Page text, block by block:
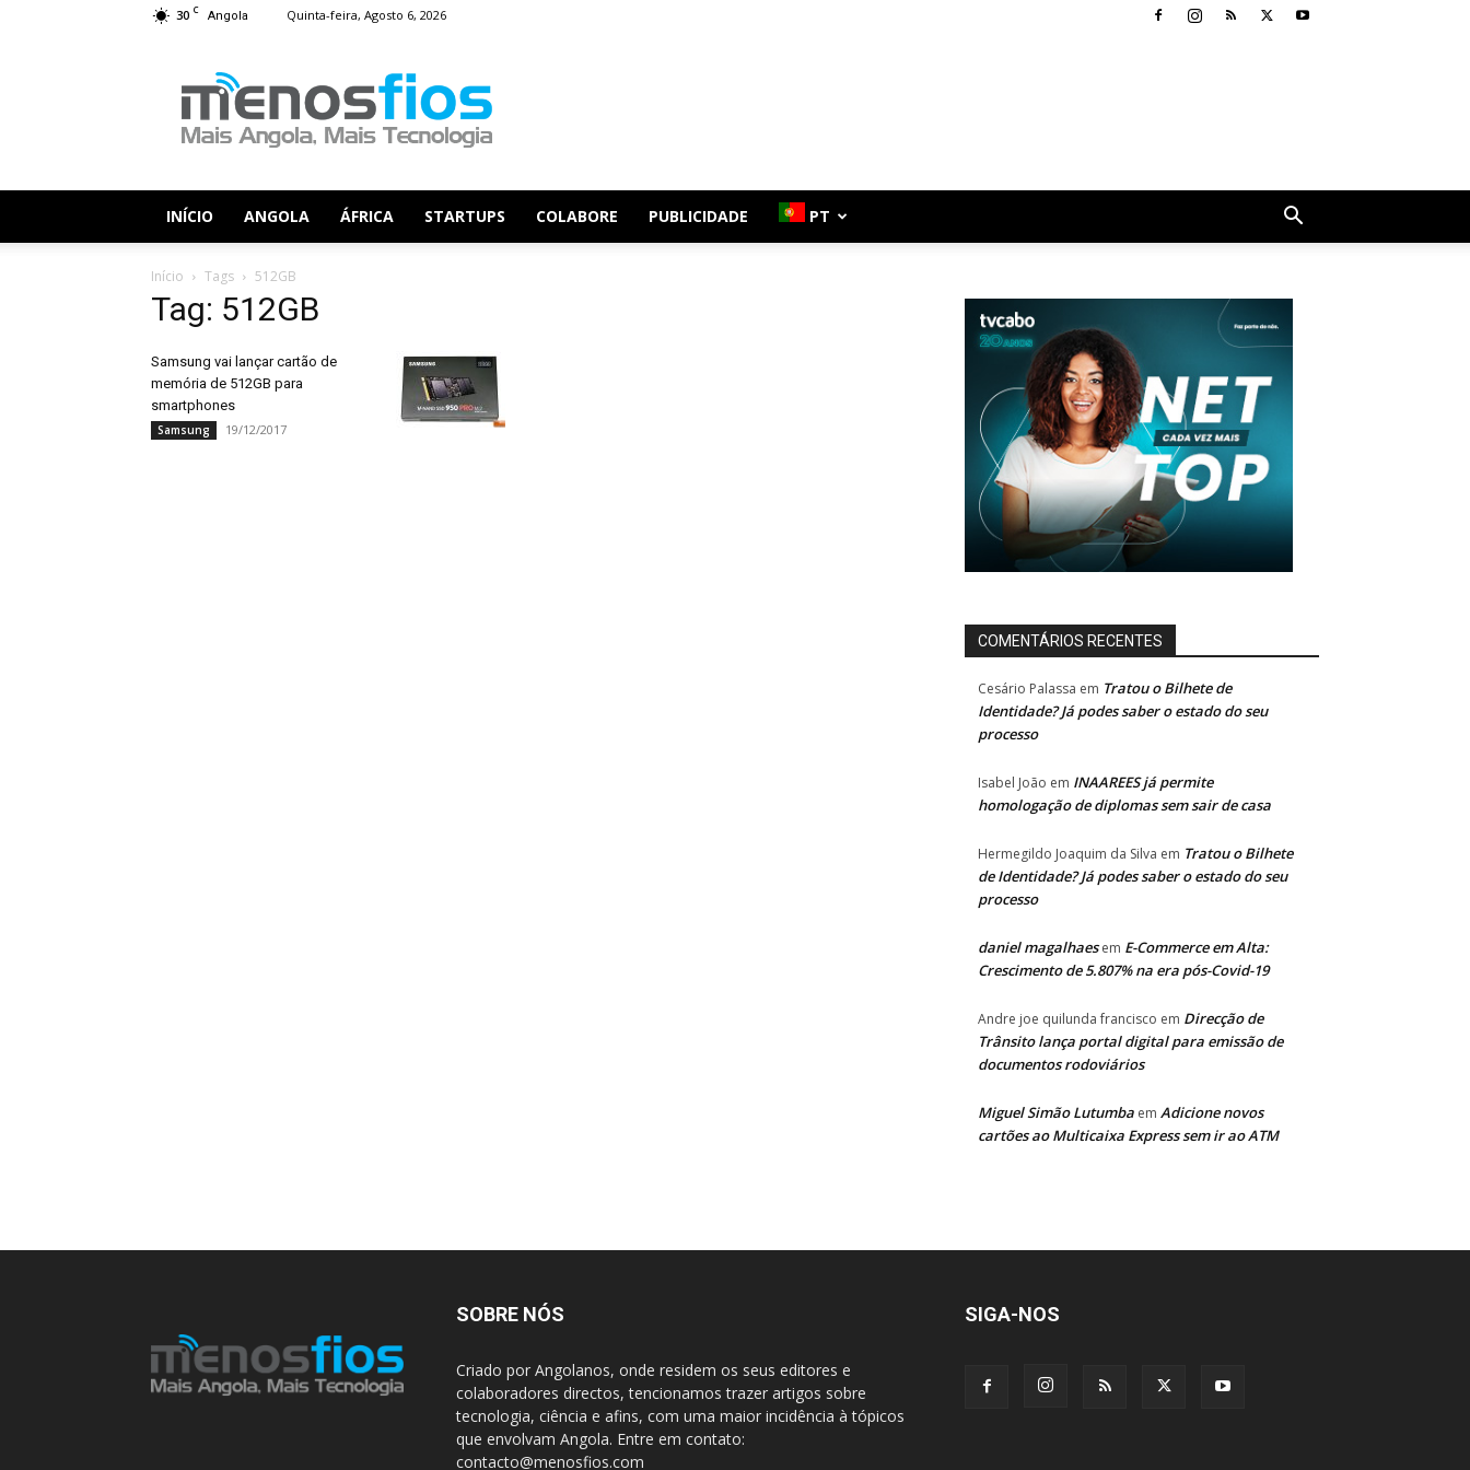
30 C Angola Quinta-feira, Agosto 6, 2026
Fios
INÍCIO ANGOLA ÁFRICA STARTUPS COLABORE PUBLICIDADE PT
Início Tags 512GB
Tag: 512GB
Samsung vai lançar cartão de
memória de 512GB para
smartphones
Samsung 19/12/2017
COMENTÁRIOS RECENTES
Cesário Palassa em Tratou o Bilhete de
Identidade? Já podes saber o estado do seu
processo
Isabel João em INAAREES já permite
homologação de diplomas sem sair de casa
Hermegildo Joaquim da Silva em Tratou o Bilhete
de Identidade? Já podes saber o estado do seu
processo
daniel magalhaesem E-Commerce em Alta:
Crescimento de 5.807% na era pós-Covid-19
Andre joe quilunda francisco em Direcção de
Trânsito lança portal digital para emissão de
documentos rodoviários
Miguel Simão Lutumba em Adicione novos
cartões ao Multicaixa Express sem ir ao ATM
SOBRE NÓS
Criado por Angolanos, onde residem os seus editores e
colaboradores directos, tencionamos trazer artigos sobre
tecnologia, ciência e afins, com uma maior incidência à tópicos
que envolvam Angola. Entre em contato:
contacto@menosfios.com
SIGA-NOS